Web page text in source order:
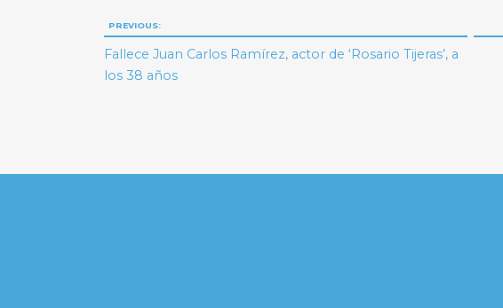
Navegación
de
PREVIOUS:
Fallece Juan Carlos Ramírez, actor de ‘Rosario Tijeras’, a
los 38 años